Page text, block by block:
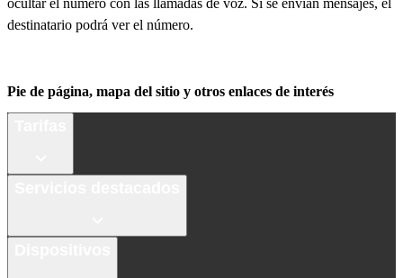
ocultar el número con las llamadas de voz. Si se envían mensajes, el
destinatario podrá ver el número.
Pie de página, mapa del sitio y otros enlaces de interés